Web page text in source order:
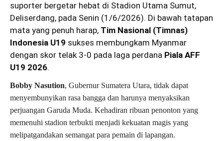
suporter bergetar hebat di Stadion Utama Sumut,
Deliserdang, pada Senin (1/6/2026). Di bawah tatapan
mata yang penuh harap, Tim Nasional (Timnas)
Indonesia U19 sukses membungkam Myanmar
dengan skor telak 3-0 pada laga perdana Piala AFF
U19 2026.
Bobby Nasution, Gubernur Sumatera Utara, tidak dapat
menyembunyikan rasa bangga dan harunya menyaksikan
perjuangan Garuda Muda. Kehadiran ribuan penonton yang
memenuhi stadion terbukti menjadi kekuatan magis yang
melipatgandakan semangat para pemain di lapangan.